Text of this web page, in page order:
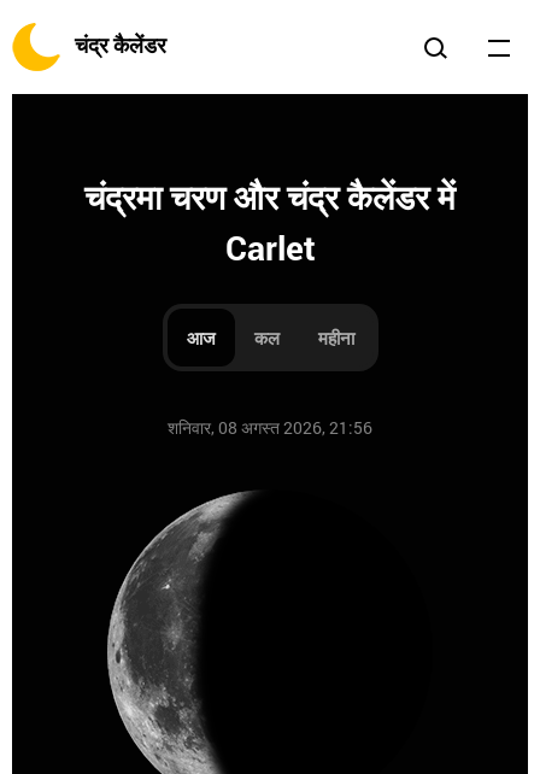
चंद्र कैलेंडर
चंद्रमा चरण और चंद्र कैलेंडर में
Carlet
आज कल महीना
शनिवार, 08 अगस्त 2026, 21:56